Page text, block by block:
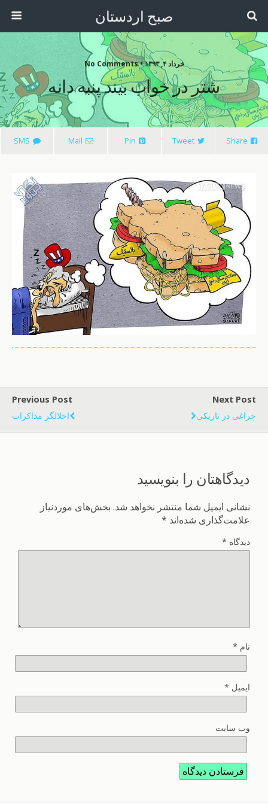
صبح اردستان
خرداد ۴, ۱۳۹۳ • No Comments
شتر در خواب بیند پنبه دانه
Share
Tweet
Pin
Mail
SMS
Previous Post
اخلالگر مذاکرات
Next Post
چراغی در تاریکی
دیدگاهتان را بنویسید
نشانی ایمیل شما منتشر نخواهد شد. بخش‌های موردنیاز
علامت‌گذاری شده‌اند *
دیدگاه *
نام *
ایمیل *
وب‌ سایت